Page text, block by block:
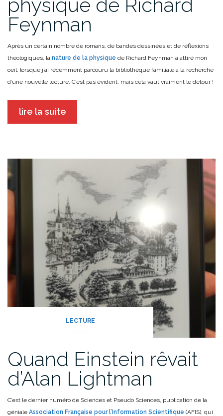
physique de Richard
Feynman
Après un certain nombre de romans, de bandes dessinées et de réflexions
théologiques, la nature de la physique de Richard Feynman a attiré mon
oeil, lorsque j’ai récemment parcouru la bibliothèque familiale à la recherche
d’une nouvelle lecture. C’est pas évident, mais cela vaut vraiment le détour !
lire la suite
LECTURE
Quand Einstein rêvait
d’Alan Lightman
C’est le dernier numéro de Sciences et Pseudo Sciences, publication de la
géniale Association Française pour l’Information Scientifique (AFIS), qui